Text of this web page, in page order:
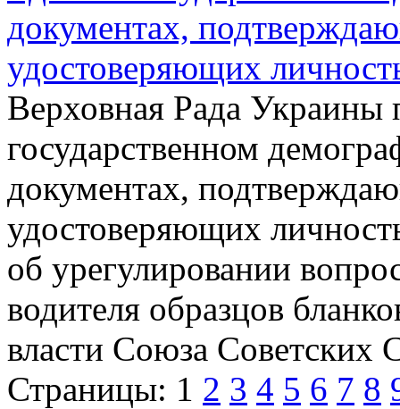
документах,
удостоверяющих
Верховная Рада
государственном
документах,
удостоверяющих
об урегулировании
водителя образцов
власти Союза Советских
Страницы: 1 2 3 4 5 6 7 8